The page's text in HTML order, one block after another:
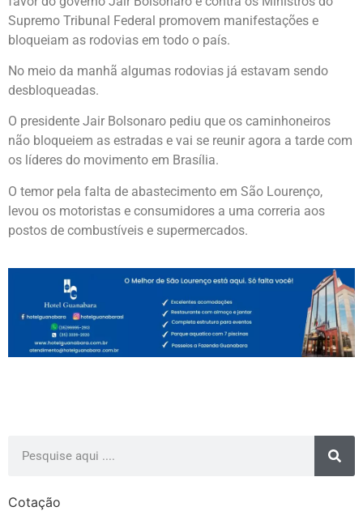
Supremo Tribunal Federal promovem manifestações e
bloqueiam as rodovias em todo o país.
No meio da manhã algumas rodovias já estavam sendo
desbloqueadas.
O presidente Jair Bolsonaro pediu que os caminhoneiros
não bloqueiem as estradas e vai se reunir agora a tarde com
os líderes do movimento em Brasília.
O temor pela falta de abastecimento em São Lourenço,
levou os motoristas e consumidores a uma correria aos
postos de combustíveis e supermercados.
Cotação